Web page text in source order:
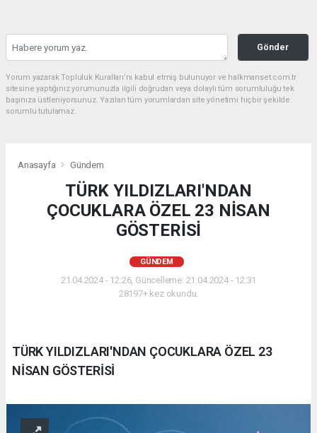
Gönder
Yorum yazarak Topluluk Kuralları’nı kabul etmiş bulunuyor ve halkmanset.com.tr
sitesine yaptığınız yorumunuzla ilgili doğrudan veya dolaylı tüm sorumluluğu tek
başınıza üstleniyorsunuz. Yazılan tüm yorumlardan site yönetimi hiçbir şekilde
sorumlu tutulamaz.
Anasayfa Gündem
TÜRK YILDIZLARI'NDAN
ÇOCUKLARA ÖZEL 23 NİSAN
GÖSTERİSİ
GÜNDEM
21.04.2024 - 12:26, Güncelleme: 21.04.2024 - 12:31
28197+ kez okundu.
TÜRK YILDIZLARI'NDAN ÇOCUKLARA ÖZEL 23
NİSAN GÖSTERİSİ